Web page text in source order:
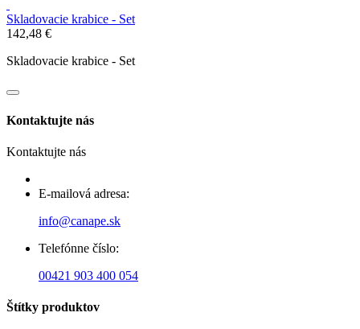
Skladovacie krabice - Set
142,48 €
Skladovacie krabice - Set
Kontaktujte nás
Kontaktujte nás
E-mailová adresa:
info@canape.sk
Telefónne číslo:
00421 903 400 054
Štítky produktov